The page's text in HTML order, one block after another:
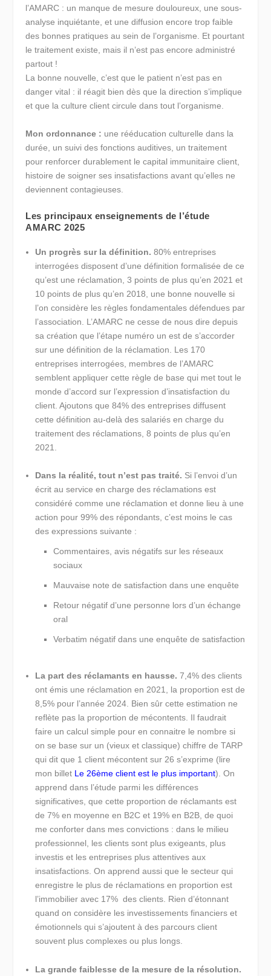
l’AMARC : un manque de mesure douloureux, une sous-
analyse inquiétante, et une diffusion encore trop faible
des bonnes pratiques au sein de l’organisme. Et pourtant
le traitement existe, mais il n’est pas encore administré
partout !
La bonne nouvelle, c’est que le patient n’est pas en
danger vital : il réagit bien dès que la direction s’implique
et que la culture client circule dans tout l’organisme.
Mon ordonnance : une rééducation culturelle dans la
durée, un suivi des fonctions auditives, un traitement
pour renforcer durablement le capital immunitaire client,
histoire de soigner ses insatisfactions avant qu’elles ne
deviennent contagieuses.
Les principaux enseignements de l’étude
AMARC 2025
Un progrès sur la définition. 80% entreprises
interrogées disposent d’une définition formalisée de ce
qu’est une réclamation, 3 points de plus qu’en 2021 et
10 points de plus qu’en 2018, une bonne nouvelle si
l’on considère les règles fondamentales défendues par
l’association. L’AMARC ne cesse de nous dire depuis
sa création que l’étape numéro un est de s’accorder
sur une définition de la réclamation. Les 170
entreprises interrogées, membres de l’AMARC
semblent appliquer cette règle de base qui met tout le
monde d’accord sur l’expression d’insatisfaction du
client. Ajoutons que 84% des entreprises diffusent
cette définition au-delà des salariés en charge du
traitement des réclamations, 8 points de plus qu’en
2021.
Dans la réalité, tout n’est pas traité. Si l’envoi d’un
écrit au service en charge des réclamations est
considéré comme une réclamation et donne lieu à une
action pour 99% des répondants, c’est moins le cas
des expressions suivante :
Commentaires, avis négatifs sur les réseaux
sociaux
Mauvaise note de satisfaction dans une enquête
Retour négatif d’une personne lors d’un échange
oral
Verbatim négatif dans une enquête de satisfaction
La part des réclamants en hausse. 7,4% des clients
ont émis une réclamation en 2021, la proportion est de
8,5% pour l’année 2024. Bien sûr cette estimation ne
reflète pas la proportion de mécontents. Il faudrait
faire un calcul simple pour en connaitre le nombre si
on se base sur un (vieux et classique) chiffre de TARP
qui dit que 1 client mécontent sur 26 s’exprime (lire
mon billet Le 26ème client est le plus important). On
apprend dans l’étude parmi les différences
significatives, que cette proportion de réclamants est
de 7% en moyenne en B2C et 19% en B2B, de quoi
me conforter dans mes convictions : dans le milieu
professionnel, les clients sont plus exigeants, plus
investis et les entreprises plus attentives aux
insatisfactions. On apprend aussi que le secteur qui
enregistre le plus de réclamations en proportion est
l’immobilier avec 17% des clients. Rien d’étonnant
quand on considère les investissements financiers et
émotionnels qui s’ajoutent à des parcours client
souvent plus complexes ou plus longs.
La grande faiblesse de la mesure de la résolution.